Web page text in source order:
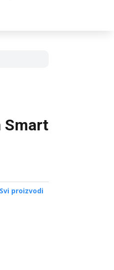
Smart
Svi proizvodi